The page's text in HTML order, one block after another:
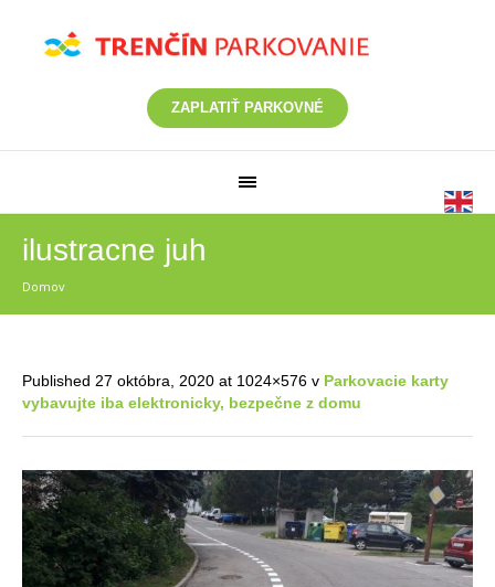
ZAPLATIŤ PARKOVNÉ
ilustracne juh
Domov
Published 27 októbra, 2020 at 1024×576 v Parkovacie karty
vybavujte iba elektronicky, bezpečne z domu